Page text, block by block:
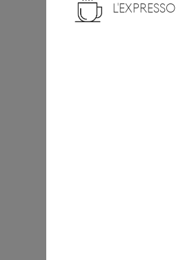
L'EXPRESSO